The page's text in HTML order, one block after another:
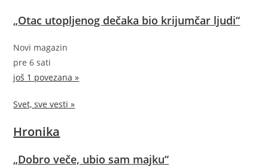
„Otac utopljenog dečaka bio krijumčar ljudi“
Novi magazin
pre 6 sati
još 1 povezana »
Svet, sve vesti »
Hronika
„Dobro veče, ubio sam majku“